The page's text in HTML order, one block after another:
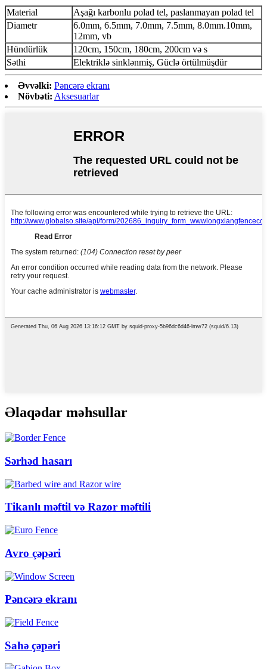
Material
Aşağı karbonlu polad tel, paslanmayan polad tel
Diametr
6.0mm, 6.5mm, 7.0mm, 7.5mm, 8.0mm.10mm,
12mm, vb
Hündürlük
120cm, 150cm, 180cm, 200cm və s
Səthi
Elektriklə sinklənmiş, Güclə örtülmüşdür
Əvvəlki: Pəncərə ekranı
Növbəti: Aksesuarlar
Əlaqədar məhsullar
Sərhəd hasarı
Tikanlı məftil və Razor məftili
Avro çəpəri
Pəncərə ekranı
Sahə çəpəri